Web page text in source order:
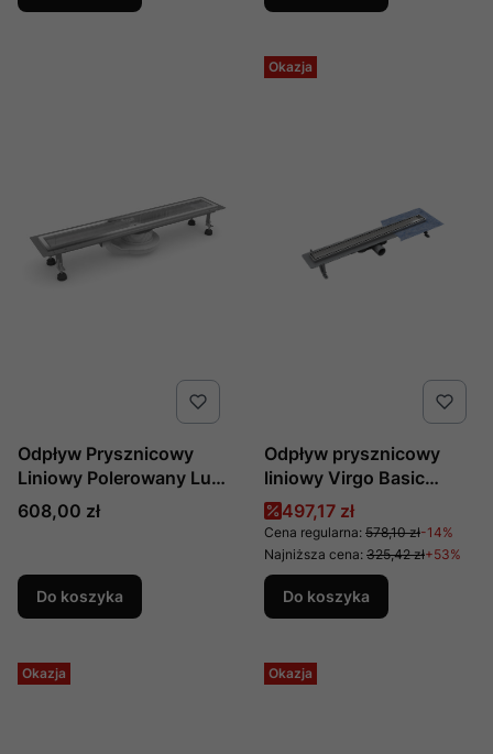
Odpływ Prysznicowy
Liniowy Polerowany Lux
80x10x7 New Trendy
Ol-0008
Cena
608,00 zł
Do koszyka
Okazja
Odpływ prysznicowy
liniowy Virgo Basic
80x6,5 cm produkcji
Besco
Cena promocyjna
497,17 zł
Cena regularna: 578,10 zł-14%
Najniższa cena: 325,42 zł+53%
Do koszyka
Okazja Okazja